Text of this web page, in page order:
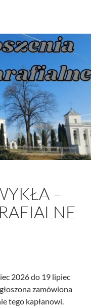
Ogłoszenia
parafialne
lipiec
2026
–
2026 do 19 lipiec
zamówiona
tego kapłanowi.